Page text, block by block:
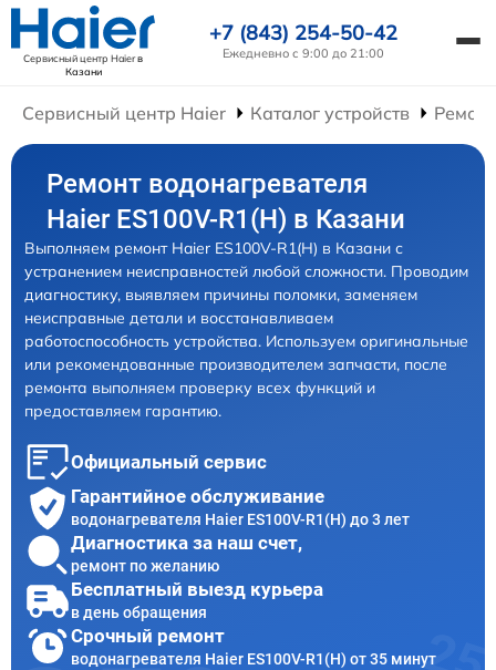
Сервисный центр Haierв
Казани
+7 (843) 254-50-42
Ежедневно с 9:00 до 21:00
Сервисный центр Haier Каталог устройств
Ремонт водонагревателя
Haier ES100V-R1(H) в Казани
Выполняем ремонт Haier ES100V-R1(H) в Казани с
устранением неисправностей любой сложности. Проводим
диагностику, выявляем причины поломки, заменяем
неисправные детали и восстанавливаем
работоспособность устройства. Используем оригинальные
или рекомендованные производителем запчасти, после
ремонта выполняем проверку всех функций и
предоставляем гарантию.
Официальный сервис
Гарантийное обслуживание
водонагревателя Haier ES100V-R1(H) до 3 лет
Диагностика за наш счет,
ремонт по желанию
Бесплатный выезд курьера
в день обращения
Срочный ремонт
водонагревателя Haier ES100V-R1(H) от 35 минут